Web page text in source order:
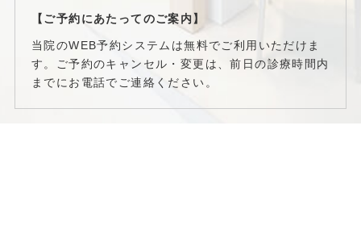
【ご予約にあたってのご案内】
当院のWEB予約システムは無料でご利用いただけま
す。ご予約のキャンセル・変更は、前日の診療時間内
までにお電話でご連絡ください。